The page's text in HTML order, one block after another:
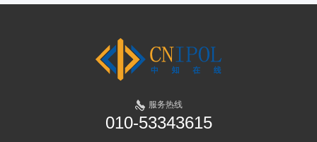
服务热线
010-53343615